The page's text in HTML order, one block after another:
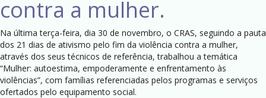
contra a mulher.
Na última terça-feira, dia 30 de novembro, o CRAS, seguindo a pauta
dos 21 dias de ativismo pelo fim da violência contra a mulher,
através dos seus técnicos de referência, trabalhou a temática
“Mulher: autoestima, empoderamente e enfrentamento às
violências”, com famílias referenciadas pelos programas e serviços
ofertados pelo equipamento social.